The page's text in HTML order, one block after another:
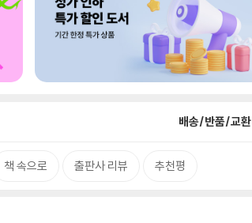
배송/반품/교환
책 속으로 출판사 리뷰 추천평